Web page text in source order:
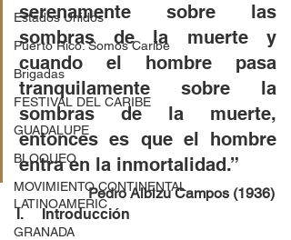
Estados Unidos
Puerto Rico: Somos Caribe
Brigadas
FESTIVAL DEL CARIBE
GUADALUPE
BLOQUEO
MOVIMIENTO CONTINENTAL
LATINOAMERIC
GRANADA
serenamente sobre las
sombras de la muerte y
cuando el hombre pasa
tranquilamente sobre la
sombras de la muerte,
entonces es que el hombre
entra en la inmortalidad.”
Pedro Albizu Campos (1936)
I.     Introducción